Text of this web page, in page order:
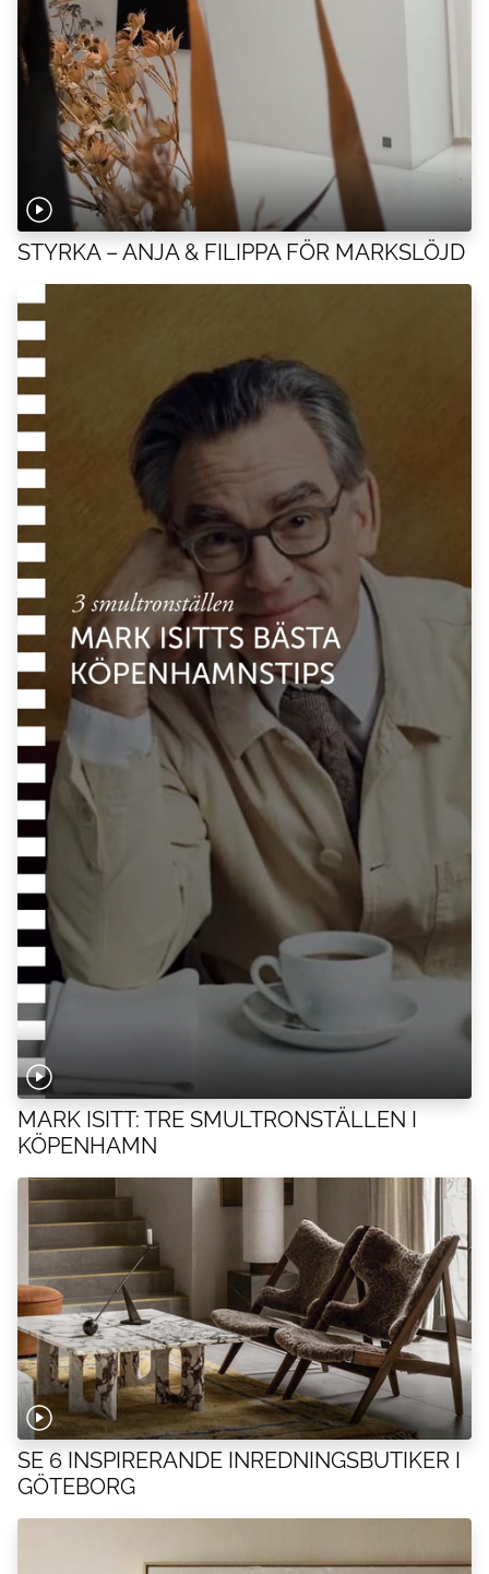
STYRKA – ANJA & FILIPPA FÖR MARKSLÖJD
MARK ISITT: TRE SMULTRONSTÄLLEN I
KÖPENHAMN
SE 6 INSPIRERANDE INREDNINGSBUTIKER I
GÖTEBORG